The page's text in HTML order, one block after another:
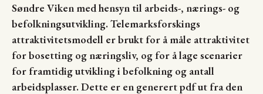
Søndre Viken med hensyn til arbeids-, nærings- og
befolkningsutvikling. Telemarksforskings
attraktivitetsmodell er brukt for å måle attraktivitet
for bosetting og næringsliv, og for å lage scenarier
for framtidig utvikling i befolkning og antall
arbeidsplasser. Dette er en generert pdf ut fra den